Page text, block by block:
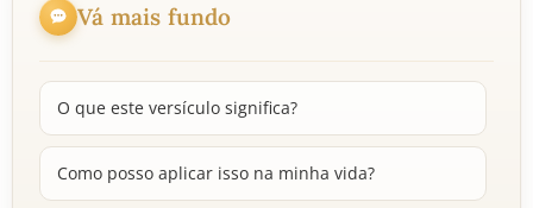
Vá mais fundo
O que este versículo significa?
Como posso aplicar isso na minha vida?